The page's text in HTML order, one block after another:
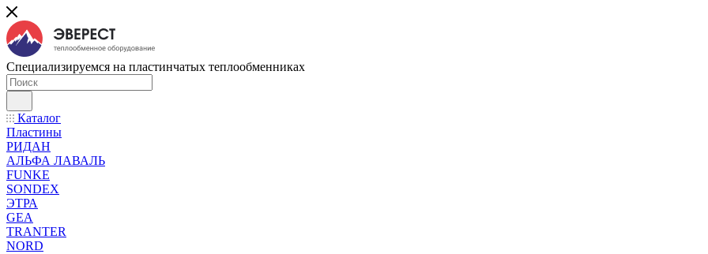
Специализируемся на пластинчатых теплообменниках
Каталог
Пластины
РИДАН
АЛЬФА ЛАВАЛЬ
FUNKE
SONDEX
ЭТРА
GEA
TRANTER
NORD